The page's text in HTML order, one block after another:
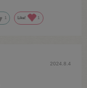
1 Like! 1
2024.8.4